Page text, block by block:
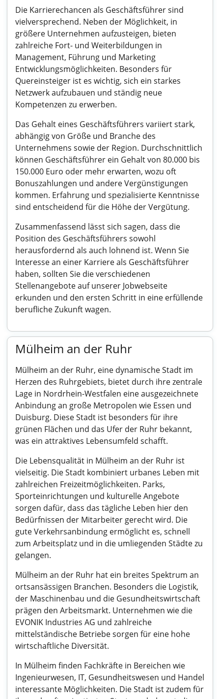
Die Karrierechancen als Geschäftsführer sind
vielversprechend. Neben der Möglichkeit, in
größere Unternehmen aufzusteigen, bieten
zahlreiche Fort- und Weiterbildungen in
Management, Führung und Marketing
Entwicklungsmöglichkeiten. Besonders für
Quereinsteiger ist es wichtig, sich ein starkes
Netzwerk aufzubauen und ständig neue
Kompetenzen zu erwerben.
Das Gehalt eines Geschäftsführers variiert stark,
abhängig von Größe und Branche des
Unternehmens sowie der Region. Durchschnittlich
können Geschäftsführer ein Gehalt von 80.000 bis
150.000 Euro oder mehr erwarten, wozu oft
Bonuszahlungen und andere Vergünstigungen
kommen. Erfahrung und spezialisierte Kenntnisse
sind entscheidend für die Höhe der Vergütung.
Zusammenfassend lässt sich sagen, dass die
Position des Geschäftsführers sowohl
herausfordernd als auch lohnend ist. Wenn Sie
Interesse an einer Karriere als Geschäftsführer
haben, sollten Sie die verschiedenen
Stellenangebote auf unserer Jobwebseite
erkunden und den ersten Schritt in eine erfüllende
berufliche Zukunft wagen.
Mülheim an der Ruhr
Mülheim an der Ruhr, eine dynamische Stadt im
Herzen des Ruhrgebiets, bietet durch ihre zentrale
Lage in Nordrhein-Westfalen eine ausgezeichnete
Anbindung an große Metropolen wie Essen und
Duisburg. Diese Stadt ist besonders für ihre
grünen Flächen und das Ufer der Ruhr bekannt,
was ein attraktives Lebensumfeld schafft.
Die Lebensqualität in Mülheim an der Ruhr ist
vielseitig. Die Stadt kombiniert urbanes Leben mit
zahlreichen Freizeitmöglichkeiten. Parks,
Sporteinrichtungen und kulturelle Angebote
sorgen dafür, dass das tägliche Leben hier den
Bedürfnissen der Mitarbeiter gerecht wird. Die
gute Verkehrsanbindung ermöglicht es, schnell
zum Arbeitsplatz und in die umliegenden Städte zu
gelangen.
Mülheim an der Ruhr hat ein breites Spektrum an
ortsansässigen Branchen. Besonders die Logistik,
der Maschinenbau und die Gesundheitswirtschaft
prägen den Arbeitsmarkt. Unternehmen wie die
EVONIK Industries AG und zahlreiche
mittelständische Betriebe sorgen für eine hohe
wirtschaftliche Diversität.
In Mülheim finden Fachkräfte in Bereichen wie
Ingenieurwesen, IT, Gesundheitswesen und Handel
interessante Möglichkeiten. Die Stadt ist zudem für